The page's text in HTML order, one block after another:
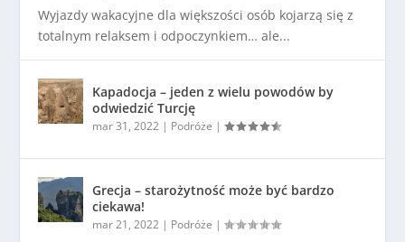
Wyjazdy wakacyjne dla większości osób kojarzą się z
totalnym relaksem i odpoczynkiem… ale...
Kapadocja – jeden z wielu powodów by
odwiedzić Turcję
mar 31, 2022 | Podróże |
Grecja – starożytność może być bardzo
ciekawa!
mar 21, 2022 | Podróże |